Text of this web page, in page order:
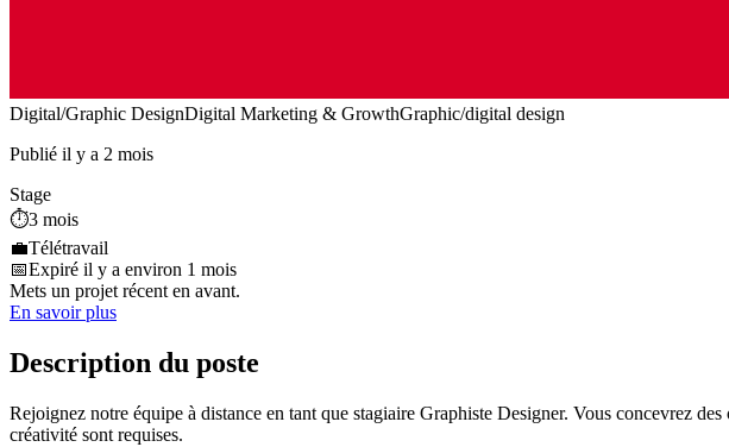
Digital/Graphic DesignDigital Marketing & GrowthGraphic/digital design
Publié il y a 2 mois
Stage
⏱️3 mois
💼Télétravail
📅Expiré il y a environ 1 mois
Mets un projet récent en avant.
En savoir plus
Description du poste
Rejoignez notre équipe à distance en tant que stagiaire Graphiste Designer. Vous concevrez
créativité sont requises.